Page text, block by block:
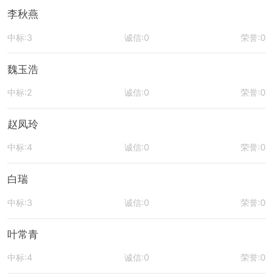
李秋燕
中标:3 诚信:0 荣誉:0
魏玉浩
中标:2 诚信:0 荣誉:0
赵凤玲
中标:4 诚信:0 荣誉:0
白瑞
中标:3 诚信:0 荣誉:0
叶常青
中标:4 诚信:0 荣誉:0